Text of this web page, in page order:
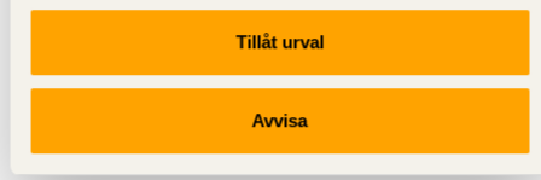
Tillåt urval
Avvisa
Svenskt Trä representerar svensk sågverksindustri
och är en del av branschorganisationen
svensk limträ-, KL-trä- och förpackningsindustri samt